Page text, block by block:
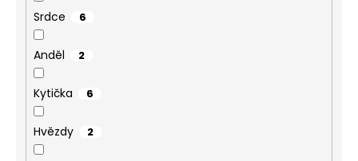
Srdce 6
Anděl 2
Kytička 6
Hvězdy 2